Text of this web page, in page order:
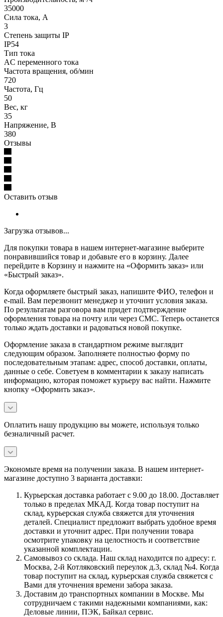
35000
Сила тока, А
3
Степень защиты IP
IP54
Тип тока
AC переменного тока
Частота вращения, об/мин
720
Частота, Гц
50
Вес, кг
35
Напряжение, В
380
Отзывы
Оставить отзыв
Загрузка отзывов...
Для покупки товара в нашем интернет-магазине выберите
понравившийся товар и добавьте его в корзину. Далее
перейдите в Корзину и нажмите на «Оформить заказ» или
«Быстрый заказ».
Когда оформляете быстрый заказ, напишите ФИО, телефон и
e-mail. Вам перезвонит менеджер и уточнит условия заказа.
По результатам разговора вам придет подтверждение
оформления товара на почту или через СМС. Теперь останется
только ждать доставки и радоваться новой покупке.
Оформление заказа в стандартном режиме выглядит
следующим образом. Заполняете полностью форму по
последовательным этапам: адрес, способ доставки, оплаты,
данные о себе. Советуем в комментарии к заказу написать
информацию, которая поможет курьеру вас найти. Нажмите
кнопку «Оформить заказ».
Оплатить нашу продукцию вы можете, используя только
безналичный расчет.
Экономьте время на получении заказа. В нашем интернет-
магазине доступно 3 варианта доставки:
Курьерская доставка работает с 9.00 до 18.00. Доставляет
только в пределах МКАД. Когда товар поступит на
склад, курьерская служба свяжется для уточнения
деталей. Специалист предложит выбрать удобное время
доставки и уточнит адрес. При получении товара
осмотрите упаковку на целостность и соответствие
указанной комплектации.
Самовывоз со склада. Наш склад находится по адресу: г.
Москва, 2-й Котляковский переулок д.3, склад №4. Когда
товар поступит на склад, курьерская служба свяжется с
Вами для уточнения времени забора заказа.
Доставим до транспортных компании в Москве. Мы
сотрудничаем с такими надежными компаниями, как:
Деловые линии, ПЭК, Байкал сервис.